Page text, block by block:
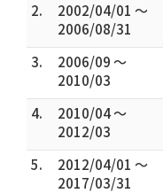
2.
2002/04/01 ～
2006/08/31
3.
2006/09 ～
2010/03
4.
2010/04 ～
2012/03
5.
2012/04/01 ～
2017/03/31